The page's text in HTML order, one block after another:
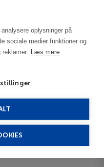
oplysninger på
sociale medier funktioner og
Læs mere
Lodge 4****